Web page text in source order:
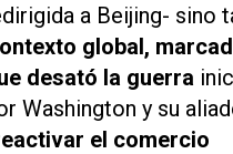
a Beijing- sino
global,
desató la guerra
Washington y su
el comercio